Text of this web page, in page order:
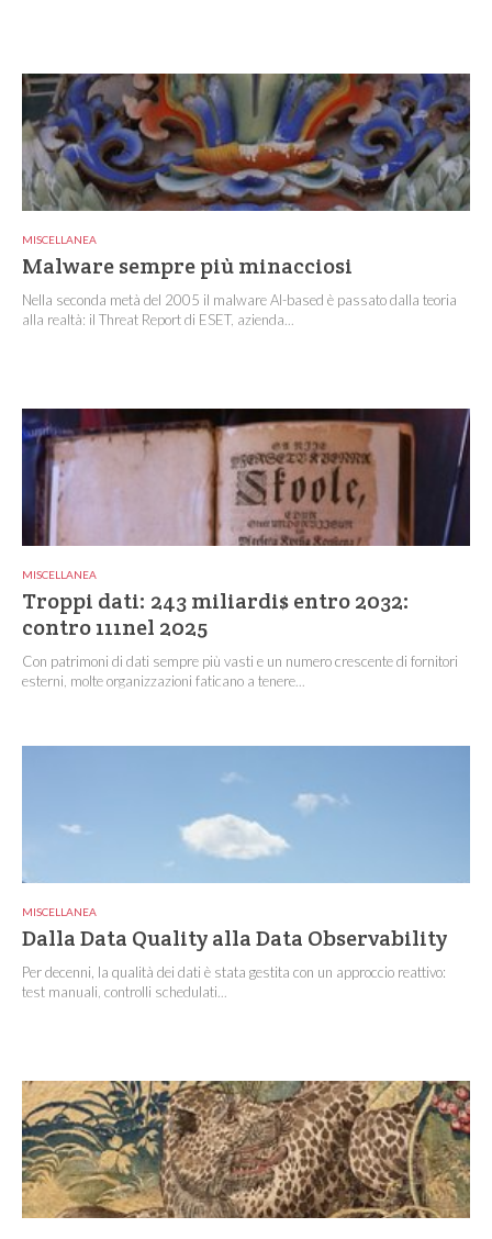
MISCELLANEA
Malware sempre più minacciosi
Nella seconda metà del 2005 il malware AI-based è passato dalla teoria
alla realtà: il Threat Report di ESET, azienda...
MISCELLANEA
Troppi dati: 243 miliardi$ entro 2032:
contro 111nel 2025
Con patrimoni di dati sempre più vasti e un numero crescente di fornitori
esterni, molte organizzazioni faticano a tenere...
MISCELLANEA
Dalla Data Quality alla Data Observability
Per decenni, la qualità dei dati è stata gestita con un approccio reattivo:
test manuali, controlli schedulati...